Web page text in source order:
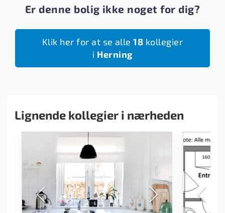
Er denne bolig ikke noget for dig?
Klik her for at se alle18 kollegier
i Herning
Lignende kollegier i nærheden